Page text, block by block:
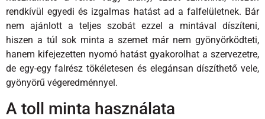
rendkívül egyedi és izgalmas hatást ad a falfelületnek. Bár
nem ajánlott a teljes szobát ezzel a mintával díszíteni,
hiszen a túl sok minta a szemet már nem gyönyörködteti,
hanem kifejezetten nyomó hatást gyakorolhat a szervezetre,
de egy-egy falrész tökéletesen és elegánsan díszíthető vele,
gyönyörű végeredménnyel.
A toll minta használata